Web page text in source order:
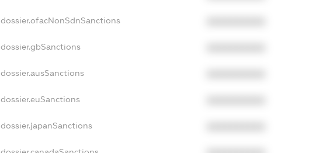
dossier.ofacNonSdnSanctions
dossier.gbSanctions
dossier.ausSanctions
dossier.euSanctions
dossier.japanSanctions